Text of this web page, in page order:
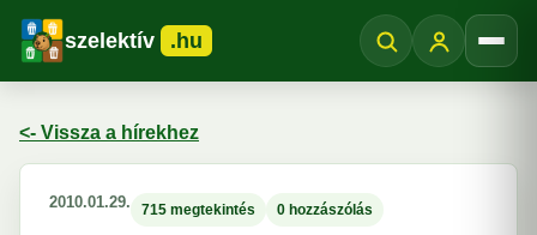
szelektív .hu
<- Vissza a hírekhez
2010.01.29. 715 megtekintés 0 hozzászólás